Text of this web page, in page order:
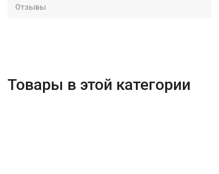
Отзывы
Товары в этой категории